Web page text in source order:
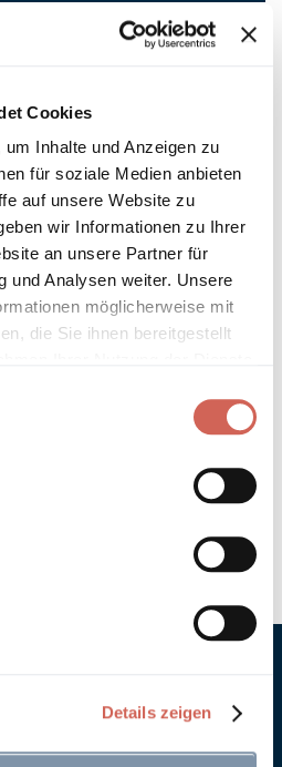
Cookies
Inhalte und Anzeigen zu
für soziale Medien anbieten
auf unsere Website zu
wir Informationen zu Ihrer
an unsere Partner für
und Analysen weiter. Unsere
möglicherweise mit
die Sie ihnen bereitgestellt
Details zeigen
- 5 Tage*
Lieferzeiten für andere
Versandinformationen.
und Hinweise